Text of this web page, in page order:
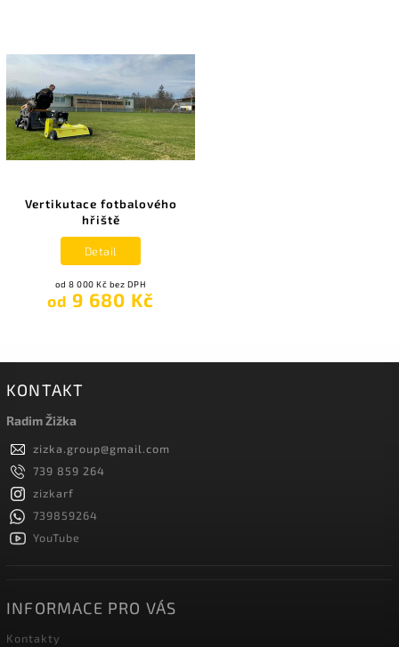
Vertikutace fotbalového
hřiště
od 8 000 Kč bez DPH
od 9 680 Kč
Detail
KONTAKT
Radim Žižka
zizka.group@gmail.com
739 859 264
zizkarf
739859264
YouTube
INFORMACE PRO VÁS
Kontakty